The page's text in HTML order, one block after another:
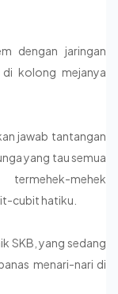
dengan jaringan
kolong mejanya
jawab tantangan
yang tau semua
mehek
cubit hatiku.
SKB, yang sedang
menari-nari di